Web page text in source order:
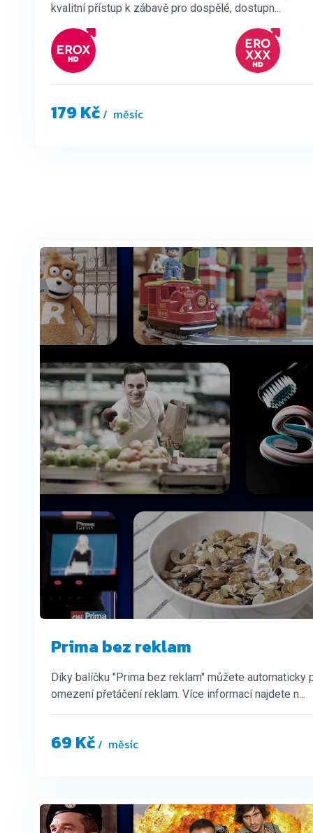
kvalitní přístup k zábavě pro dospělé, dostupn...
179 Kč/ měsíc
Prima bez reklam
Díky balíčku "Prima bez reklam" můžete
omezení přetáčení reklam. Více informací najdete n...
69 Kč/ měsíc